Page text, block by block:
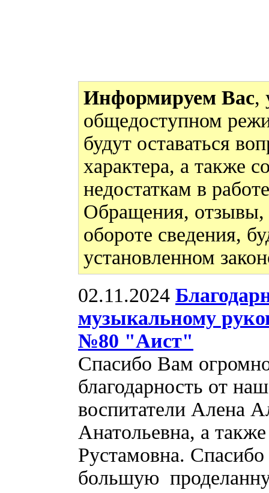
Информируем Вас,
общедоступном
будут оставаться
характера, а также
недостаткам в
Обращения, отзывы,
обороте сведения,
установленном
02.11.2024
музыкальному
№80 "Аист"
Спасибо Вам
благодарность от
воспитатели Алена
Анатольевна, а
Рустамовна.
большую